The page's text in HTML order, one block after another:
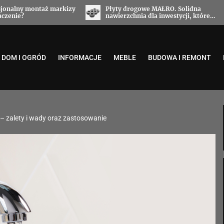
MAŁRO. Solidna
dla inwestycji, które
Stropy filigran od Stropy Małro
pewna technologia dla
DOM I OGRÓD INFORMACJE MEBLE BUDOWA I REMONT
zalety i wady oraz zastosowanie